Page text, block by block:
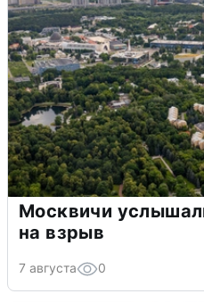
Москвичи
на взрыв
7 августа 0